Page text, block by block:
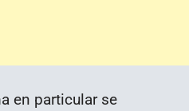
en particular se